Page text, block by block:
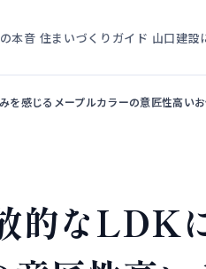
本音 住まいづくりガイド 山口建設
感じるメープルカラーの意匠性高いお
的なLDK